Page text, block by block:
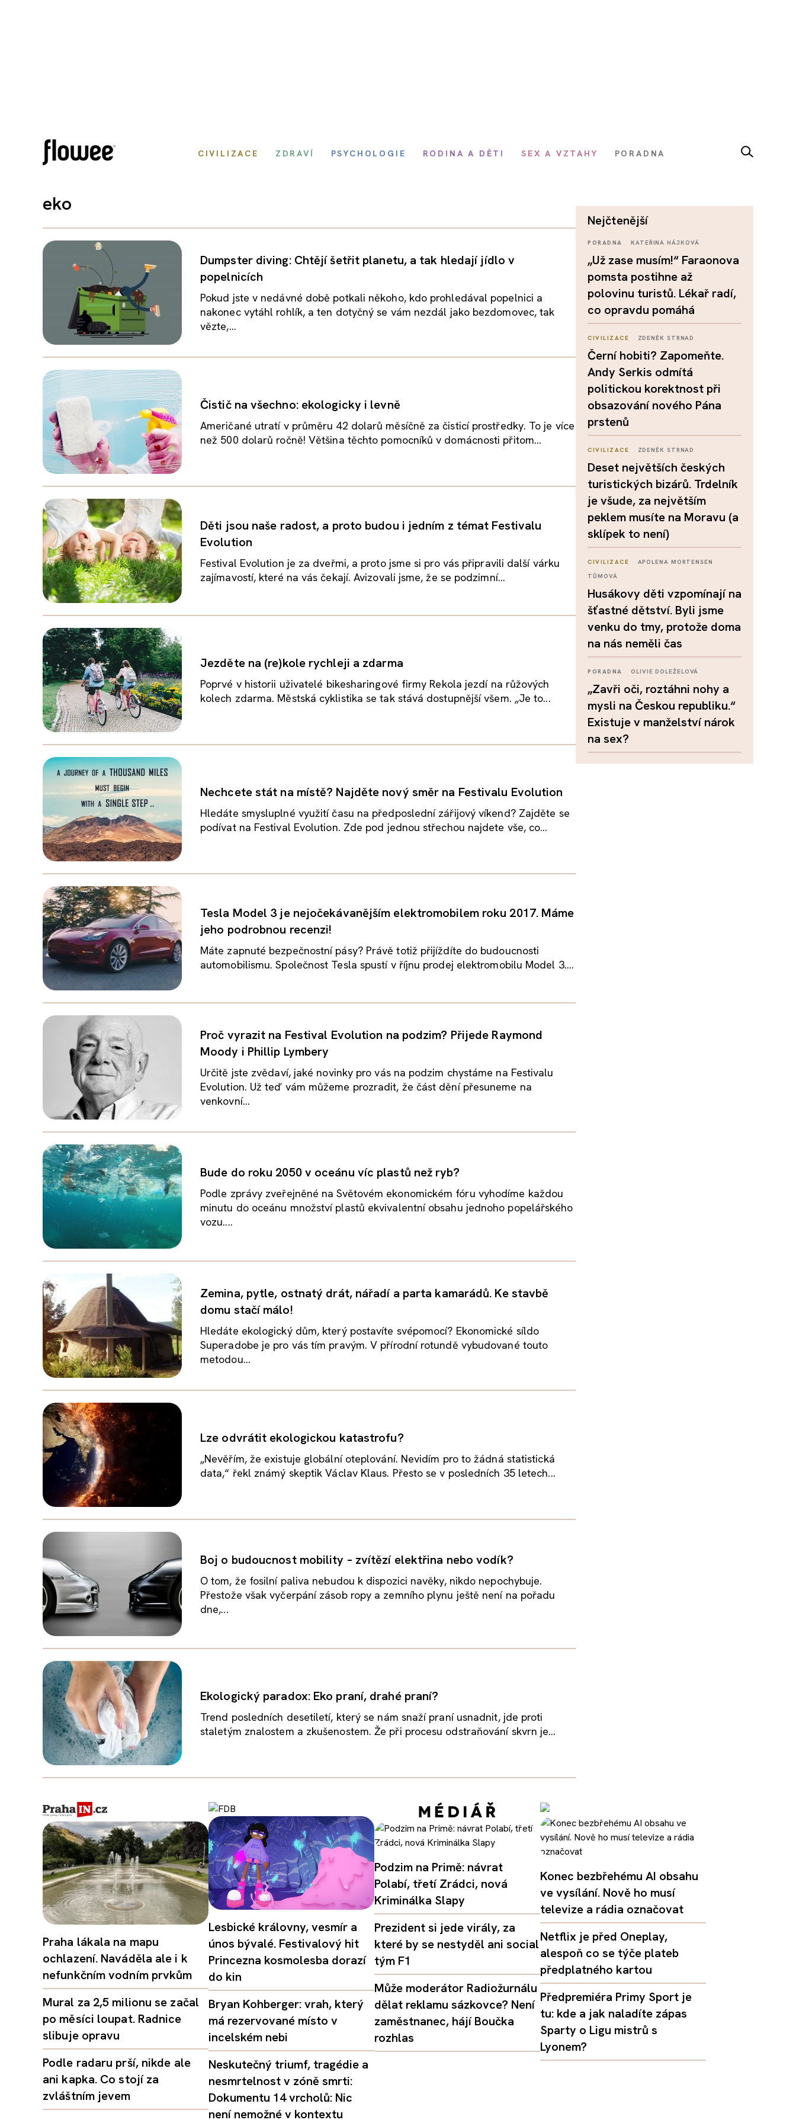
CIVILIZACE ZDRAVÍ PSYCHOLOGIE RODINA A DĚTI SEX A VZTAHY PORADNA
eko
Dumpster diving: Chtějí šetřit planetu, a tak hledají jídlo v
popelnicích
Pokud jste v nedávné době potkali někoho, kdo prohledával popelnici a
nakonec vytáhl rohlík, a ten dotyčný se vám nezdál jako bezdomovec, tak
vězte,...
Čistič na všechno: ekologicky i levně
Američané utratí v průměru 42 dolarů měsíčně za čisticí prostředky. To je více
než 500 dolarů ročně! Většina těchto pomocníků v domácnosti přitom...
Děti jsou naše radost, a proto budou i jedním z témat Festivalu
Evolution
Festival Evolution je za dveřmi, a proto jsme si pro vás připravili další várku
zajímavostí, které na vás čekají. Avizovali jsme, že se podzimní...
Jezděte na (re)kole rychleji a zdarma
Poprvé v historii uživatelé bikesharingové firmy Rekola jezdí na růžových
kolech zdarma. Městská cyklistika se tak stává dostupnější všem. „Je to...
Nechcete stát na místě? Najděte nový směr na Festivalu Evolution
Hledáte smysluplné využití času na předposlední zářijový víkend? Zajděte se
podívat na Festival Evolution. Zde pod jednou střechou najdete vše, co...
Tesla Model 3 je nejočekávanějším elektromobilem roku 2017. Máme
jeho podrobnou recenzi!
Máte zapnuté bezpečnostní pásy? Právě totiž přijíždíte do budoucnosti
automobilismu. Společnost Tesla spustí v říjnu prodej elektromobilu Model 3....
Proč vyrazit na Festival Evolution na podzim? Přijede Raymond
Moody i Phillip Lymbery
Určitě jste zvědaví, jaké novinky pro vás na podzim chystáme na Festivalu
Evolution. Už teď vám můžeme prozradit, že část dění přesuneme na
venkovní...
Bude do roku 2050 v oceánu víc plastů než ryb?
Podle zprávy zveřejněné na Světovém ekonomickém fóru vyhodíme každou
minutu do oceánu množství plastů ekvivalentní obsahu jednoho popelářského
vozu....
Zemina, pytle, ostnatý drát, nářadí a parta kamarádů. Ke stavbě
domu stačí málo!
Hledáte ekologický dům, který postavíte svépomocí? Ekonomické síldo
Superadobe je pro vás tím pravým. V přírodní rotundě vybudované touto
metodou...
Lze odvrátit ekologickou katastrofu?
„Nevěřím, že existuje globální oteplování. Nevidím pro to žádná statistická
data,“ řekl známý skeptik Václav Klaus. Přesto se v posledních 35 letech...
Boj o budoucnost mobility – zvítězí elektřina nebo vodík?
O tom, že fosilní paliva nebudou k dispozici navěky, nikdo nepochybuje.
Přestože však vyčerpání zásob ropy a zemního plynu ještě není na pořadu
dne,...
Ekologický paradox: Eko praní, drahé praní?
Trend posledních desetiletí, který se nám snaží praní usnadnit, jde proti
staletým znalostem a zkušenostem. Že při procesu odstraňování skvrn je...
nejčtenější
PORADNA KATEŘINA HÁJKOVÁ
„Už zase musím!“ Faraonova
pomsta postihne až
polovinu turistů. Lékař radí,
co opravdu pomáhá
CIVILIZACE ZDENĚK STRNAD
Černí hobiti? Zapomeňte.
Andy Serkis odmítá
politickou korektnost při
obsazování nového Pána
prstenů
CIVILIZACE ZDENĚK STRNAD
Deset největších českých
turistických bizárů. Trdelník
je všude, za největším
peklem musíte na Moravu (a
sklípek to není)
CIVILIZACE
APOLENA MORTENSEN
TŮMOVÁ
Husákovy děti vzpomínají na
šťastné dětství. Byli jsme
venku do tmy, protože doma
na nás neměli čas
PORADNA OLIVIE DOLEŽELOVÁ
„Zavři oči, roztáhni nohy a
mysli na Českou republiku.“
Existuje v manželství nárok
na sex?
Praha lákala na mapu
ochlazení. Naváděla ale i k
nefunkčním vodním prvkům
Mural za 2,5 milionu se začal
po měsíci loupat. Radnice
slibuje opravu
Podle radaru prší, nikde ale
ani kapka. Co stojí za
zvláštním jevem
Lesbické královny, vesmír a
únos bývalé. Festivalový hit
Princezna kosmolesba dorazí
do kin
Bryan Kohberger: vrah, který
má rezervované místo v
incelském nebi
Neskutečný triumf, tragédie a
nesmrtelnost v zóně smrti:
Dokumentu 14 vrcholů: Nic
není nemožné v kontextu
Podzim na Primě: návrat
Polabí, třetí Zrádci, nová
Kriminálka Slapy
Prezident si jede virály, za
které by se nestyděl ani social
tým F1
Může moderátor Radiožurnálu
dělat reklamu sázkovce? Není
zaměstnanec, hájí Boučka
rozhlas
Konec bezbřehému AI obsahu
ve vysílání. Nově ho musí
televize a rádia označovat
Netflix je před Oneplay,
alespoň co se týče plateb
předplatného kartou
Předpremiéra Primy Sport je
tu: kde a jak naladíte zápas
Sparty o Ligu mistrů s
Lyonem?